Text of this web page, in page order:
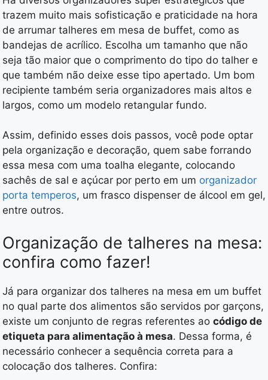
trazem muito mais sofisticação e praticidade na hora
de arrumar talheres em mesa de buffet, como as
bandejas de acrílico. Escolha um tamanho que não
seja tão maior que o comprimento do tipo do talher e
que também não deixe esse tipo apertado. Um bom
recipiente também seria organizadores mais altos e
largos, como um modelo retangular fundo.
Assim, definido esses dois passos, você pode optar
pela organização e decoração, quem sabe forrando
essa mesa com uma toalha elegante, colocando
sachês de sal e açúcar por perto em um organizador
porta temperos, um frasco dispenser de álcool em gel,
entre outros.
Organização de talheres na mesa:
confira como fazer!
Já para organizar dos talheres na mesa em um buffet
no qual parte dos alimentos são servidos por garçons,
existe um conjunto de regras referentes ao código de
etiqueta para alimentação à mesa. Dessa forma, é
necessário conhecer a sequência correta para a
colocação dos talheres. Confira: